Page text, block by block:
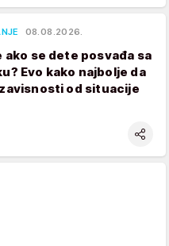
08.08.2026.
ako se dete posvađa sa
Evo kako najbolje da
od situacije